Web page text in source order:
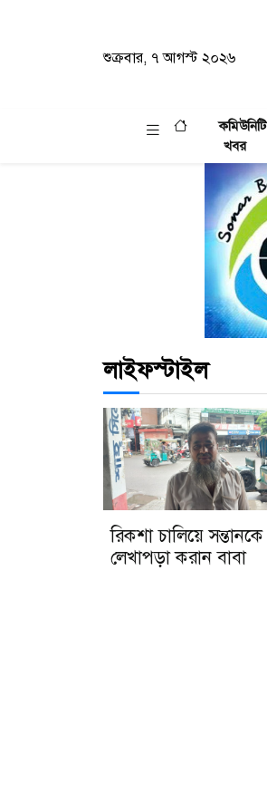
শুক্রবার, ৭ আগস্ট ২০২৬
কমিউনিটি
খবর
লাইফস্টাইল
রিকশা চালিয়ে সন্তানকে
লেখাপড়া করান বাবা